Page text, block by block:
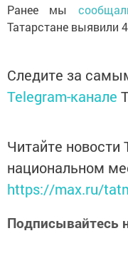
Ранее мы
Татарстане выявили
Следите за
Telegram-канале
Читайте новости
национальном
https://max.ru/
Подписывайтесь